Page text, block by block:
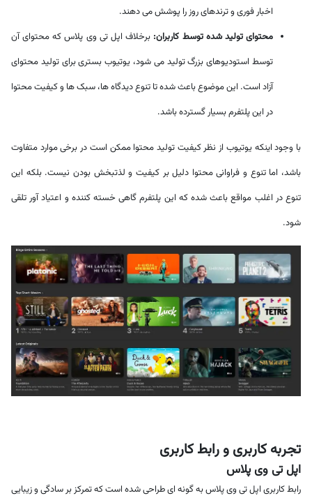
اخبار فوری و ترندهای روز را پوشش می دهند.
محتوای تولید شده توسط کاربران: برخلاف اپل تی وی پلاس که محتوای آن
توسط استودیوهای بزرگ تولید می شود، یوتیوب بستری برای تولید محتوای
آزاد است. این موضوع باعث شده تا تنوع دیدگاه ها، سبک ها و کیفیت محتوا
در این پلتفرم بسیار گسترده باشد.
با وجود اینکه یوتیوب از نظر کیفیت تولید محتوا ممکن است در برخی موارد متفاوت
باشد، اما تنوع و فراوانی محتوا دلیل بر کیفیت و لذتبخش بودن نیست. بلکه این
تنوع در اغلب مواقع باعث شده که این پلتفرم گاهی خسته کننده و اعتیاد آور تلقی
شود.
تجربه کاربری و رابط کاربری
اپل تی وی پلاس
رابط کاربری اپل تی وی پلاس به گونه ای طراحی شده است که تمرکز بر سادگی و زیبایی